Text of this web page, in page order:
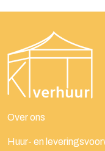
Over ons
Huur- en